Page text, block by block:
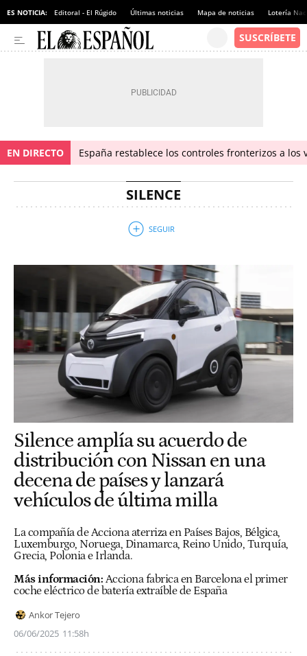
ES NOTICIA: Editoral - El Rúgido Últimas noticias Mapa de noticias Lotería
EN DIRECTO España restablece los controles fronterizos a
SILENCE
Silence amplía su acuerdo de
distribución con Nissan en una
decena de países y lanzará
vehículos de última milla
La compañía de Acciona aterriza en Países Bajos, Bélgica,
Luxemburgo, Noruega, Dinamarca, Reino Unido, Turquía,
Grecia, Polonia e Irlanda.
Más información: Acciona fabrica en Barcelona el primer
coche eléctrico de batería extraíble de España
Ankor Tejero
06/06/2025 11:58h